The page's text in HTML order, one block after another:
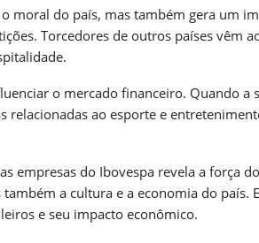
moral do país, mas também gera um
Torcedores de outros países vêm
o mercado financeiro. Quando a
relacionadas ao esporte e
empresas do Ibovespa revela a força
a cultura e a economia do país.
e seu impacto econômico.